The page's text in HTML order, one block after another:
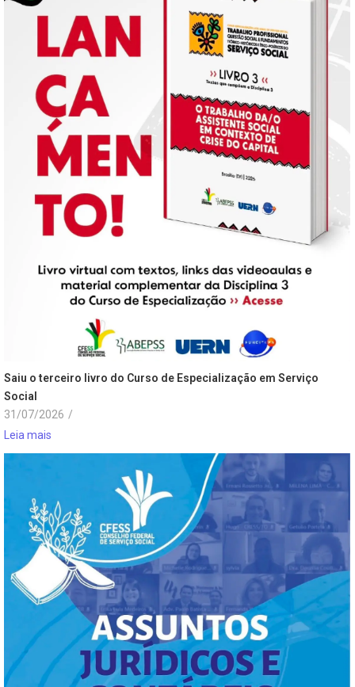
Saiu o terceiro livro do Curso de Especialização em Serviço
Social
31/07/2026 /
Leia mais